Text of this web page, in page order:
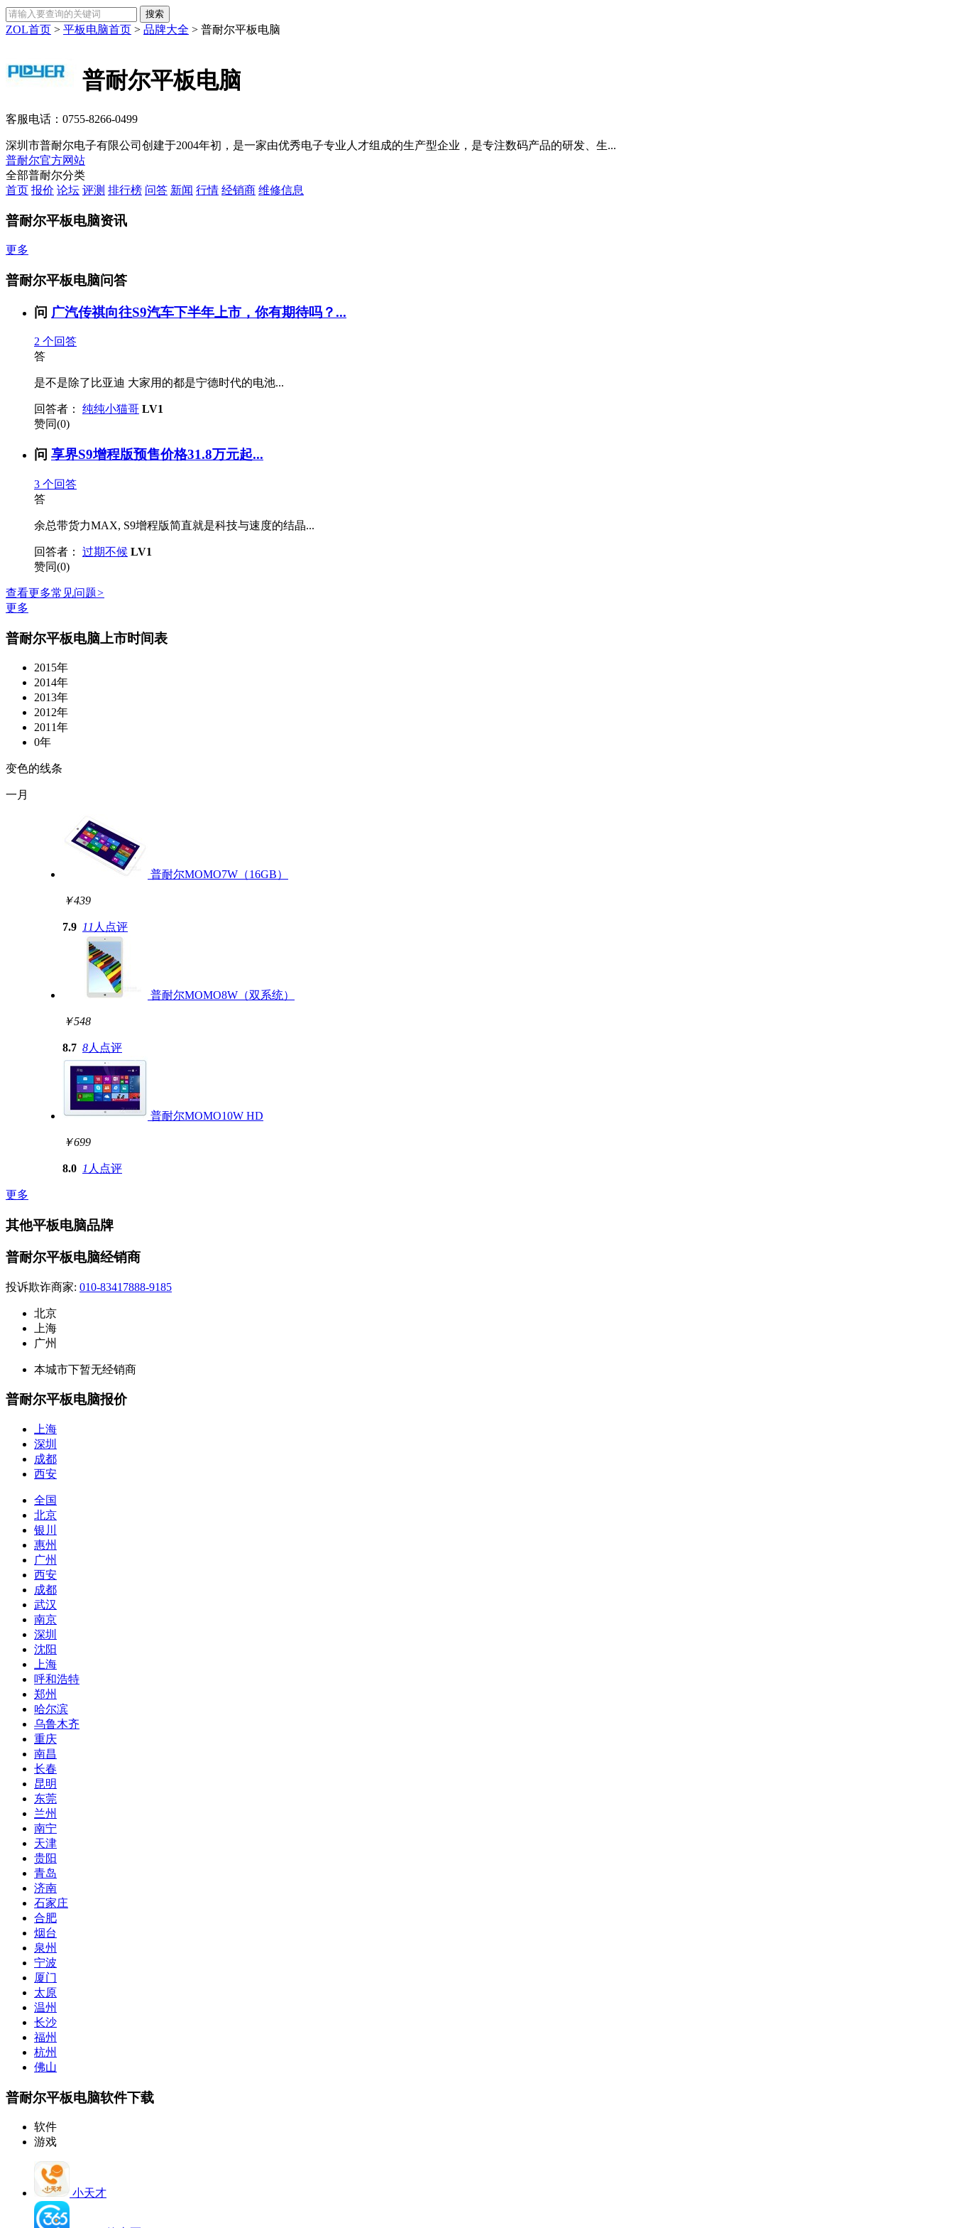
ZOL首页 > 平板电脑首页 > 品牌大全 > 普耐尔平板电脑
普耐尔平板电脑
客服电话： 0755-8266-0499
深圳市普耐尔电子有限公司创建于2004年初，是一家由优秀电子专业人才组成的生产型企业，是专注数码产品的研发、生...
普耐尔官方网站
全部普耐尔分类
首页 报价 论坛 评测 排行榜 问答 新闻 行情 经销商 维修信息
普耐尔平板电脑资讯
更多
普耐尔平板电脑问答
问 广汽传祺向往S9汽车下半年上市，你有期待吗？...
2 个回答
答
是不是除了比亚迪 大家用的都是宁德时代的电池...
回答者： 纯纯小猫哥 LV1
赞同(0)
问 享界S9增程版预售价格31.8万元起...
3 个回答
答
余总带货力MAX, S9增程版简直就是科技与速度的结晶...
回答者： 过期不候 LV1
赞同(0)
查看更多常见问题>
更多
普耐尔平板电脑上市时间表
2015年
2014年
2013年
2012年
2011年
0年
变色的线条
一月
普耐尔MOMO7W（16GB）
￥439
7.9 11 人点评
普耐尔MOMO8W（双系统）
￥548
8.7 8人点评
普耐尔MOMO10W HD
￥699
8.0 1 人点评
更多
其他平板电脑品牌
普耐尔平板电脑经销商
投诉欺诈商家: 010-83417888-9185
北京
上海
广州
本城市下暂无经销商
普耐尔平板电脑报价
上海
深圳
成都
西安
全国
北京
银川
惠州
广州
西安
成都
武汉
南京
深圳
沈阳
上海
呼和浩特
郑州
哈尔滨
乌鲁木齐
重庆
南昌
长春
昆明
东莞
兰州
南宁
天津
贵阳
青岛
济南
石家庄
合肥
烟台
泉州
宁波
厦门
太原
温州
长沙
福州
杭州
佛山
普耐尔平板电脑软件下载
软件
游戏
小天才